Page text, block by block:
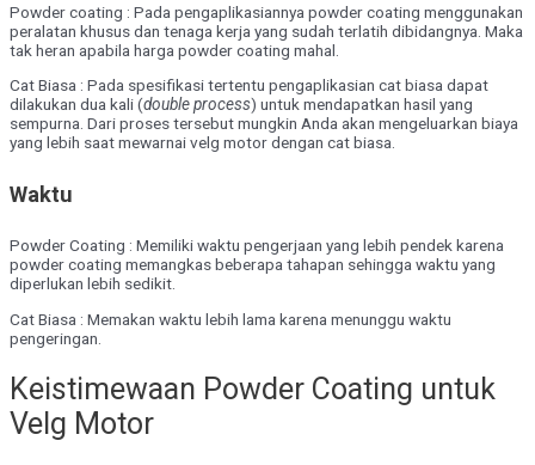
Powder coating : Pada pengaplikasiannya powder coating menggunakan
peralatan khusus dan tenaga kerja yang sudah terlatih dibidangnya. Maka
tak heran apabila harga powder coating mahal.
Cat Biasa : Pada spesifikasi tertentu pengaplikasian cat biasa dapat
dilakukan dua kali (double process) untuk mendapatkan hasil yang
sempurna. Dari proses tersebut mungkin Anda akan mengeluarkan biaya
yang lebih saat mewarnai velg motor dengan cat biasa.
Waktu
Powder Coating : Memiliki waktu pengerjaan yang lebih pendek karena
powder coating memangkas beberapa tahapan sehingga waktu yang
diperlukan lebih sedikit.
Cat Biasa : Memakan waktu lebih lama karena menunggu waktu
pengeringan.
Keistimewaan Powder Coating untuk
Velg Motor